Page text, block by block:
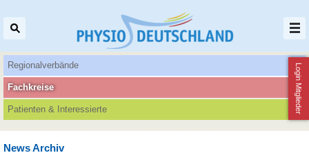
Login Mitglieder
Regionalverbände
Patienten‌ & Interessierte
Fachkreise
News Archiv